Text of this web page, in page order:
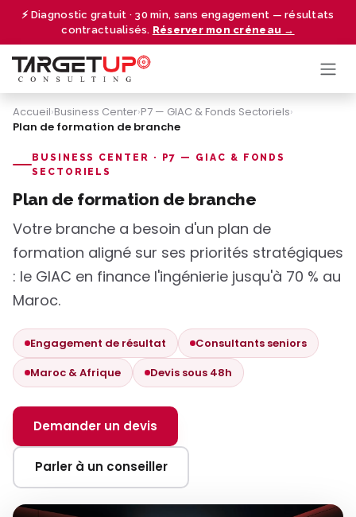
⚡ Diagnostic gratuit · 30 min, sans engagement — résultats
contractualisés. Réserver mon créneau →
Se rendre au contenu
Accueil›Business Center›P7 — GIAC & Fonds Sectoriels›
Plan de formation de branche
BUSINESS CENTER · P7 — GIAC & FONDS
SECTORIELS
Plan de formation de branche
Votre branche a besoin d'un plan de
formation aligné sur ses priorités stratégiques
: le GIAC en finance l'ingénierie jusqu'à 70 % au
Maroc.
Engagement de résultat
Consultants seniors
Maroc & Afrique
Devis sous 48h
Demander un devis
Parler à un conseiller